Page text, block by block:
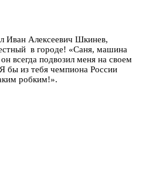
Иван Алексеевич Шкинев,
в городе! «Саня, машина
всегда подвозил меня на своем
бы из тебя чемпиона России
робким!».